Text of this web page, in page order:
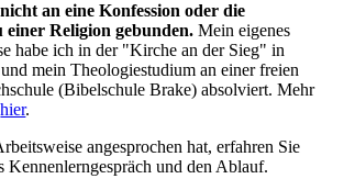
nicht an eine Konfession oder die
einer Religion gebunden.Mein eigenes
habe ich in der "Kirche an der Sieg" in
mein Theologiestudium an einer freien
(Bibelschule Brake) absolviert. Mehr
hier.
angesprochen hat, erfahren Sie
Kennenlerngespräch und den Ablauf.